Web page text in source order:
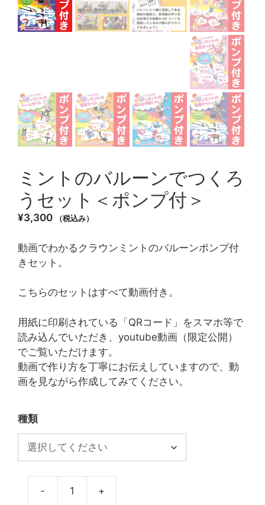
ミントのバルーンでつくろ
うセット＜ポンプ付＞
¥3,300 （税込み）
動画でわかるクラウンミントのバルーンポンプ付
きセット。
こちらのセットはすべて動画付き。
用紙に印刷されている「QRコード」をスマホ等で
読み込んでいただき、youtube動画（限定公開）
でご覧いただけます。
動画で作り方を丁寧にお伝えしていますので、動
画を見ながら作成してみてください。
種類
- +